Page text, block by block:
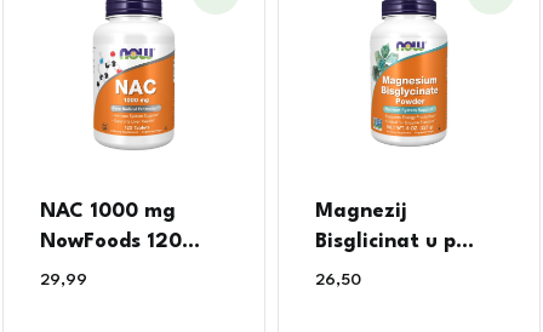
NAC 1000 mg
NowFoods 120...
29,99
Magnezij
Bisglicinat u p...
26,50